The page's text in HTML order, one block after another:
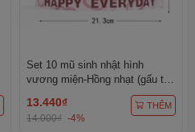
Set 10 mũ sinh nhật hình
vương miện-Hồng nhạt (gấu trà
13.440₫
14.000₫ -4%
THÊM